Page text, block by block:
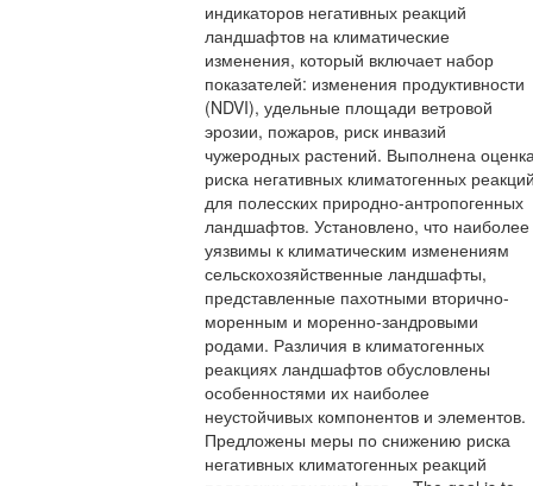
индикаторов негативных реакций
ландшафтов на климатические
изменения, который включает набор
показателей: изменения продуктивности
(NDVI), удельные площади ветровой
эрозии, пожаров, риск инвазий
чужеродных растений. Выполнена
риска негативных климатогенных
для полесских природно-антропогенных
ландшафтов. Установлено, что наиболее
уязвимы к климатическим изменениям
сельскохозяйственные ландшафты,
представленные пахотными вторично-
моренным и моренно-зандровыми
родами. Различия в климатогенных
реакциях ландшафтов обусловлены
особенностями их наиболее
неустойчивых компонентов и элементов.
Предложены меры по снижению риска
негативных климатогенных реакций